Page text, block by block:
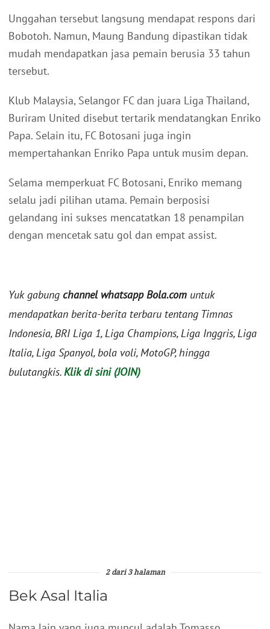
Unggahan tersebut langsung mendapat respons dari
Bobotoh. Namun, Maung Bandung dipastikan tidak
mudah mendapatkan jasa pemain berusia 33 tahun
tersebut.
Klub Malaysia, Selangor FC dan juara Liga Thailand,
Buriram United disebut tertarik mendatangkan Enriko
Papa. Selain itu, FC Botosani juga ingin
mempertahankan Enriko Papa untuk musim depan.
Selama memperkuat FC Botosani, Enriko memang
selalu jadi pilihan utama. Pemain berposisi
gelandang ini sukses mencatatkan 18 penampilan
dengan mencetak satu gol dan empat assist.
Yuk gabung channel whatsapp Bola.com untuk
mendapatkan berita-berita terbaru tentang Timnas
Indonesia, BRI Liga 1, Liga Champions, Liga Inggris, Liga
Italia, Liga Spanyol, bola voli, MotoGP, hingga
bulutangkis.Klik di sini (JOIN)
2 dari 3 halaman
Bek Asal Italia